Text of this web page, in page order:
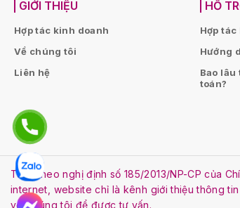
GIỚI THIỆU
Hợp tác kinh doanh
Về chúng tôi
Liên hệ
HỖ
Hợp
Hướng
Bao
toán?
Tuân theo nghị định số 185/2013/NP-CP của
internet, website chỉ là kênh giới thiệu thông
với chúng tôi để được tư vấn.